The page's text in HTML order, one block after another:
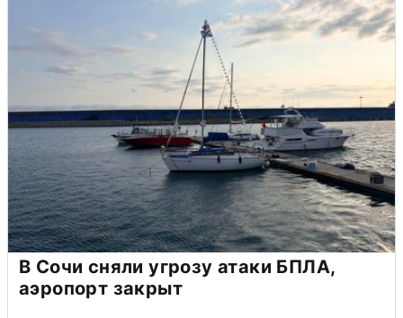
В Сочи сняли угрозу атаки БПЛА,
аэропорт закрыт